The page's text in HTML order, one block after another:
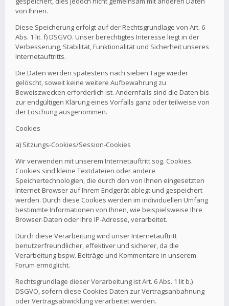
von Ihnen.
Diese Speicherung erfolgt auf der Rechtsgrundlage von Art. 6
Abs. 1 lit. f) DSGVO. Unser berechtigtes Interesse liegt in der
Verbesserung, Stabilität, Funktionalität und Sicherheit unseres
Internetauftritts.
Die Daten werden spätestens nach sieben Tage wieder
gelöscht, soweit keine weitere Aufbewahrung zu
Beweiszwecken erforderlich ist. Andernfalls sind die Daten bis
zur endgültigen Klärung eines Vorfalls ganz oder teilweise von
der Löschung ausgenommen.
Cookies
a) Sitzungs-Cookies/Session-Cookies
Wir verwenden mit unserem Internetauftritt sog. Cookies.
Cookies sind kleine Textdateien oder andere
Speichertechnologien, die durch den von Ihnen eingesetzten
Internet-Browser auf Ihrem Endgerät ablegt und gespeichert
werden. Durch diese Cookies werden im individuellen Umfang
bestimmte Informationen von Ihnen, wie beispielsweise Ihre
Browser-Daten oder Ihre IP-Adresse, verarbeitet.
Durch diese Verarbeitung wird unser Internetauftritt
benutzerfreundlicher, effektiver und sicherer, da die
Verarbeitung bspw. Beiträge und Kommentare in unserem
Forum ermöglicht.
Rechtsgrundlage dieser Verarbeitung ist Art. 6 Abs. 1 lit b.)
DSGVO, sofern diese Cookies Daten zur Vertragsanbahnung
oder Vertragsabwicklung verarbeitet werden.